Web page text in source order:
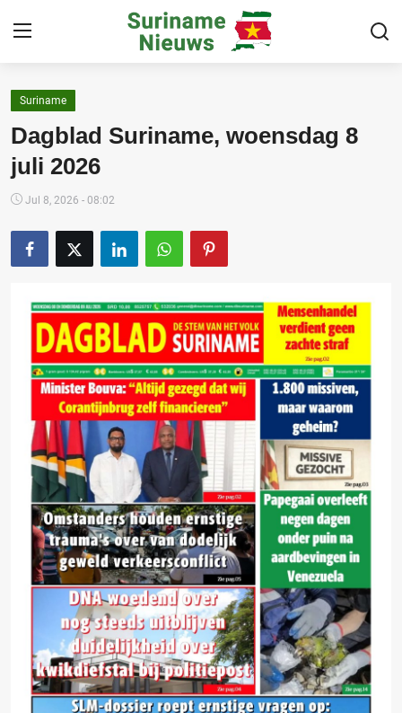
Home
Suriname
Buitenland
Sport
Cultuur & Media
Deals!
Over
Suriname
Dagblad Suriname, woensdag 8
juli 2026
Jul 8, 2026 - 08:02